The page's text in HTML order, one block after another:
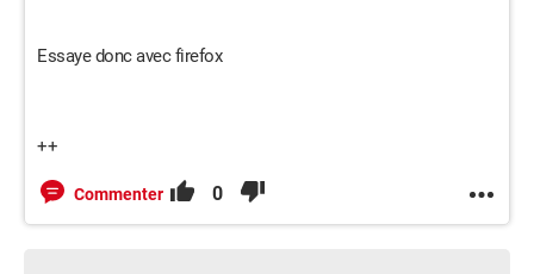
Essaye donc avec firefox
++
Commenter 0